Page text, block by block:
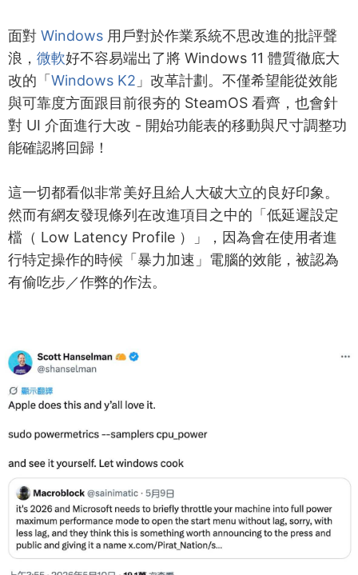
面對 Windows 用戶對於作業系統不思改進的批評聲
浪， 微軟好不容易端出了將 Windows 11 體質徹底大
改的「Windows K2 」改革計劃。不僅希望能從效能
與可靠度方面跟目前很夯的 SteamOS 看齊，也會針
對 UI 介面進行大改 - 開始功能表的移動與尺寸調整功
能確認將回歸！
這一切都看似非常美好且給人大破大立的良好印象。
然而有網友發現條列在改進項目之中的「低延遲設定
檔（ Low Latency Profile ）」，因為會在使用者進
行特定操作的時候「暴力加速」電腦的效能，被認為
有偷吃步／作弊的作法。